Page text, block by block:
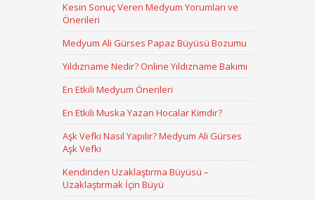
Kesin Sonuç Veren Medyum Yorumları ve
Önerileri
Medyum Ali Gürses Papaz Büyüsü Bozumu
Yıldızname Nedir? Online Yıldızname Bakımı
En Etkili Medyum Önerileri
En Etkili Muska Yazan Hocalar Kimdir?
Aşk Vefki Nasıl Yapılır? Medyum Ali Gürses
Aşk Vefki
Kendinden Uzaklaştırma Büyüsü –
Uzaklaştırmak İçin Büyü